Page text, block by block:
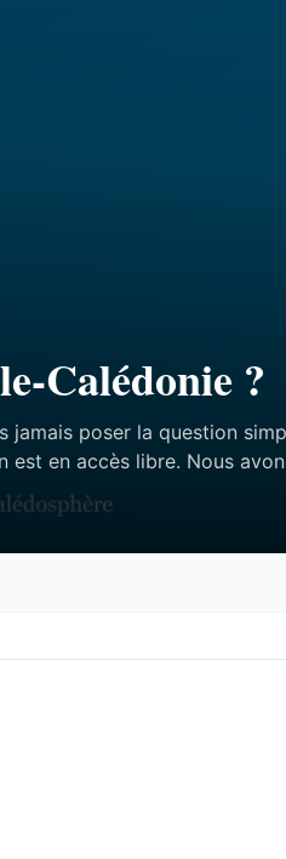
Calédonie ?
jamais poser la question
en accès libre. Nous
— et aucun des trois n’est